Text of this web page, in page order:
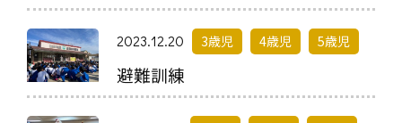
2023.12.20 3歳児 4歳児 5歳児
避難訓練